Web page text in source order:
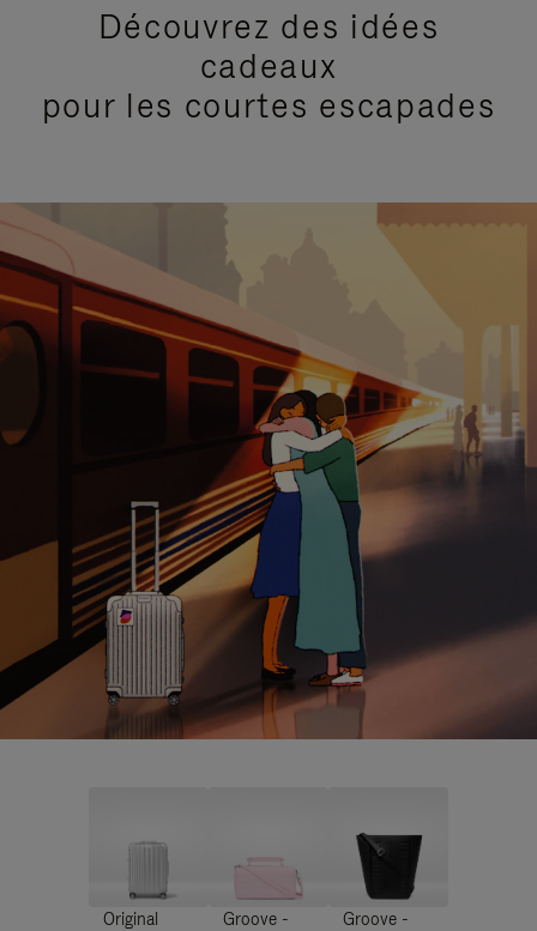
Découvrez des idées
cadeaux
pour les courtes escapades
Original
Groove -
Groove -